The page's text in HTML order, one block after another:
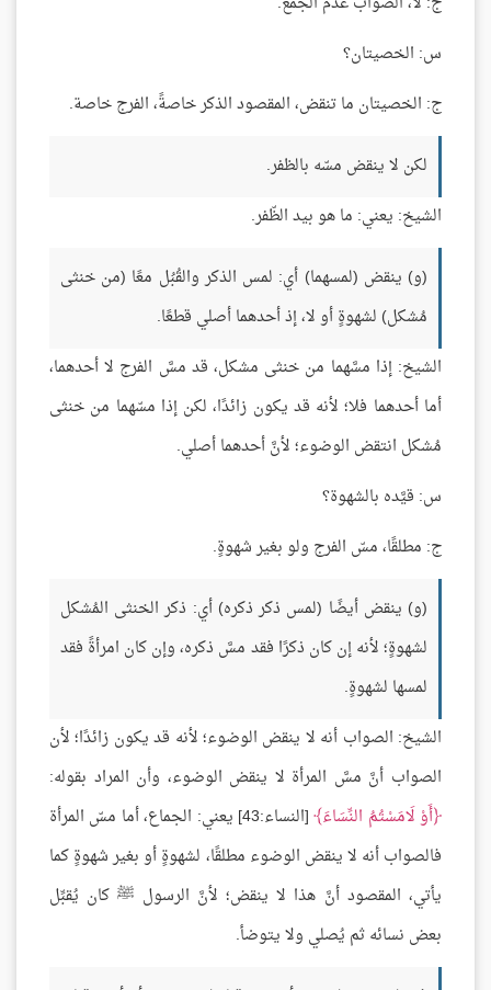
س: الخصيتان؟
ج: الخصيتان ما تنقض، المقصود الذكر خاصةً، الفرج خاصة.
لكن لا ينقض مسّه بالظفر.
الشيخ: يعني: ما هو بيد الظّفر.
(و) ينقض (لمسهما) أي: لمس الذكر والقُبُل معًا (من خنثى
مُشكل) لشهوةٍ أو لا، إذ أحدهما أصلي قطعًا.
الشيخ: إذا مسَّهما من خنثى مشكل، قد مسَّ الفرج لا أحدهما،
أما أحدهما فلا؛ لأنه قد يكون زائدًا، لكن إذا مسّهما من خنثى
مُشكل انتقض الوضوء؛ لأنَّ أحدهما أصلي.
س: قيَّده بالشهوة؟
ج: مطلقًا، مسّ الفرج ولو بغير شهوةٍ.
(و) ينقض أيضًا (لمس ذكر ذكره) أي: ذكر الخنثى المُشكل
لشهوةٍ؛ لأنه إن كان ذكرًا فقد مسَّ ذكره، وإن كان امرأةً فقد
لمسها لشهوةٍ.
الشيخ: الصواب أنه لا ينقض الوضوء؛ لأنه قد يكون زائدًا؛ لأن
الصواب أنَّ مسَّ المرأة لا ينقض الوضوء، وأن المراد بقوله:
أَوْ لَامَسْتُمُ النِّسَاءَ
[النساء:43] يعني: الجماع، أما مسّ المرأة
فالصواب أنه لا ينقض الوضوء مطلقًا، لشهوةٍ أو بغير شهوةٍ كما
يأتي، المقصود أنَّ هذا لا ينقض؛ لأنَّ الرسول ﷺ كان يُقبِّل
بعض نسائه ثم يُصلي ولا يتوضأ.